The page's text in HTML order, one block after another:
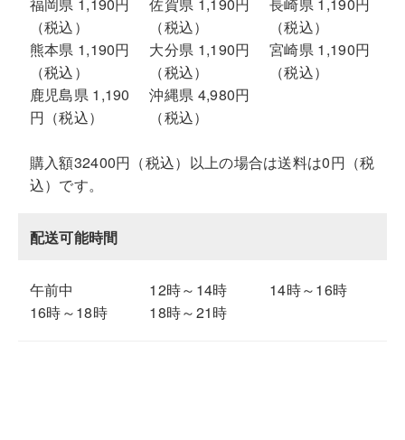
（税込）
（税込）
（税込）
熊本県 1,190円
（税込）
大分県 1,190円
（税込）
宮崎県 1,190円
（税込）
鹿児島県 1,190
円（税込）
沖縄県 4,980円
（税込）
購入額32400円（税込）以上の場合は送料は0円（税
込）です。
配送可能時間
午前中 12時～14時
14時～16時
16時～18時
18時～21時